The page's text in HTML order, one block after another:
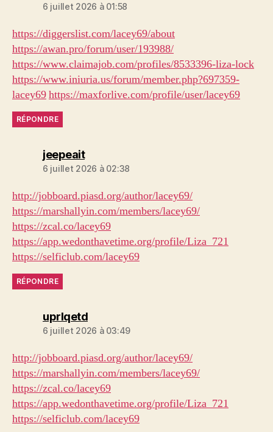
6 juillet 2026 à 01:58
https://diggerslist.com/lacey69/about
https://awan.pro/forum/user/193988/
https://www.claimajob.com/profiles/8533396-liza-lock
https://www.iniuria.us/forum/member.php?697359-
lacey69https://maxforlive.com/profile/user/lacey69
RÉPONDRE
jeepeaitdit :
6 juillet 2026 à 02:38
http://jobboard.piasd.org/author/lacey69/
https://marshallyin.com/members/lacey69/
https://zcal.co/lacey69
https://app.wedonthavetime.org/profile/Liza_721
https://selficlub.com/lacey69
RÉPONDRE
uprlqetddit :
6 juillet 2026 à 03:49
http://jobboard.piasd.org/author/lacey69/
https://marshallyin.com/members/lacey69/
https://zcal.co/lacey69
https://app.wedonthavetime.org/profile/Liza_721
https://selficlub.com/lacey69